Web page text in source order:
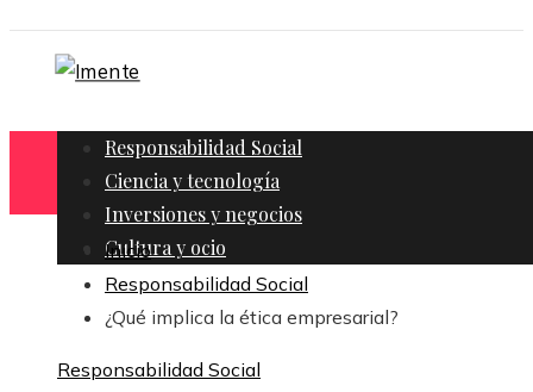
Responsabilidad Social
Ciencia y tecnología
Inversiones y negocios
Cultura y ocio
Inicio
Responsabilidad Social
¿Qué implica la ética empresarial?
Responsabilidad Social